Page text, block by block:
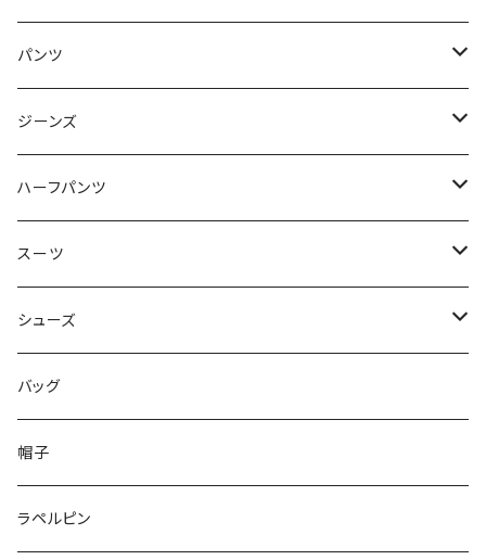
50/XL～
48/L
50/XL～
46/M
48/L
50/XL～
～44/S
46/M
48/L
50/XL～
パンツ
～44/S
46/M
48/L
50/XL～
ジーンズ
～44/S
46/M
48/L
50/XL～
ハーフパンツ
～44/S
46/M
48/L
50/XL～
スーツ
～44/S
46/M
48/L
50/XL～
シューズ
～25.5cm
26cm～
27cm～
バッグ
帽子
ラペルピン